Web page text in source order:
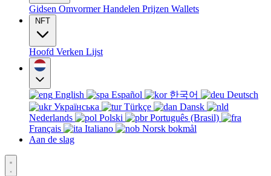
Gidsen OmvormerHandelen Prijzen Wallets
NFT
Hoofd Verken Lijst
English Español 한국어
Deutsch
Українська
Türkçe
Dansk
Nederlands
Polski
Português (Brasil)
Français
Italiano
Norsk bokmål
Aan de slag